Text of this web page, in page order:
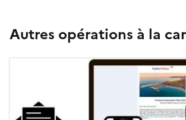
Autres opérations à la